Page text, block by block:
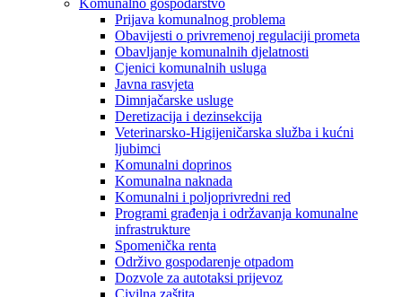
Prijava komunalnog problema
Obavijesti o privremenoj regulaciji prometa
Obavljanje komunalnih djelatnosti
Cjenici komunalnih usluga
Javna rasvjeta
Dimnjačarske usluge
Deretizacija i dezinsekcija
Veterinarsko-Higijeničarska služba i kućni
ljubimci
Komunalni doprinos
Komunalna naknada
Komunalni i poljoprivredni red
Programi građenja i održavanja komunalne
infrastrukture
Spomenička renta
Održivo gospodarenje otpadom
Dozvole za autotaksi prijevoz
Civilna zaštita